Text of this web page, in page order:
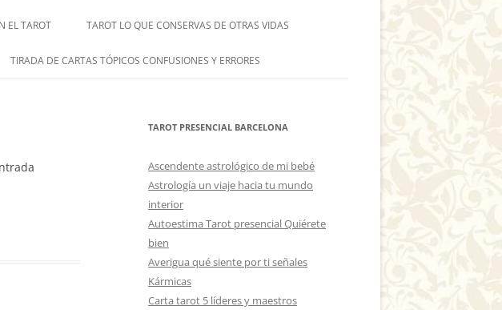
EL TAROT TAROT LO QUE CONSERVAS DE OTRAS VIDAS
TIRADA DE CARTAS TÓPICOS CONFUSIONES Y ERRORES
TAROT PRESENCIAL BARCELONA
Ascendente astrológico de mi bebé
Astrología un viaje hacia tu mundo
interior
Autoestima Tarot presencial Quiérete
bien
Averigua qué siente por ti señales
Kármicas
Carta tarot 5 líderes y maestros